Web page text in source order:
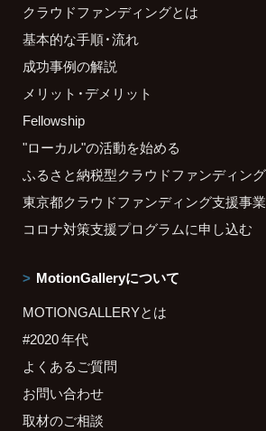
クラウドファンディングとは
基本的な手順・流れ
成功事例の解説
メリット・デメリット
Fellowship
"ローカル"の活動を始める
ふるさと納税型クラウドファンディン
東京都クラウドファンディング支援事
コロナ対策支援プログラムに申し込む
MotionGalleryについて
MOTIONGALLERYとは
#2020 年代
よくあるご質問
お問い合わせ
取材のご相談